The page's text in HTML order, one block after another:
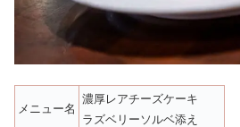
メニュー名
濃厚レアチーズケーキ
ラズベリーソルベ添え